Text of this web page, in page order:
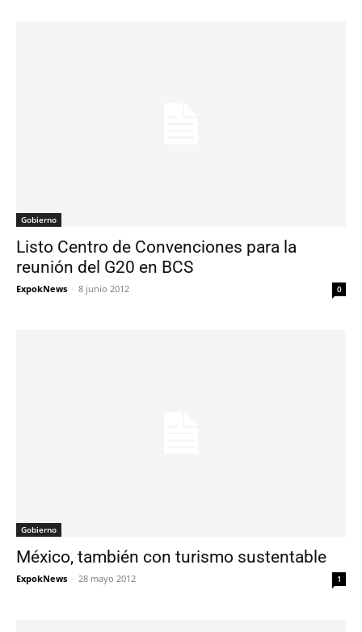
Gobierno
Listo Centro de Convenciones para la
reunión del G20 en BCS
ExpokNews - 8 junio 2012 0
Gobierno
México, también con turismo sustentable
ExpokNews - 28 mayo 2012 1